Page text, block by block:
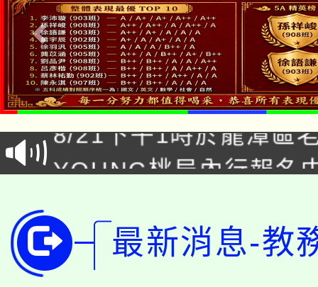
「本色祭」8/29、30在
場熱烈登場!
徵才活動。
YOUNG桃局內行報名
開!
115年桃園市運動會8/
田徑場及游泳池舉行。
桃園市低收入戶享有免
最新消息-教